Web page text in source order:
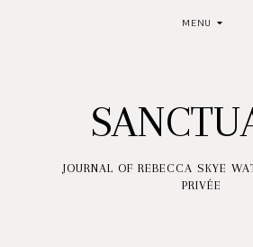
MENU
JOURNAL OF REBECCA SKYE
PRIVÉE